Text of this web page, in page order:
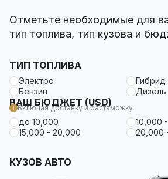
Отметьте необходимые для
тип топлива, тип кузова и
ТИП ТОПЛИВА
Электро
Гибрид
Бензин
Дизель
ВАШ БЮДЖЕТ (USD)
Включая доставку и растаможку
до 10,000
10,000
15,000 - 20,000
20,000
КУЗОВ АВТО